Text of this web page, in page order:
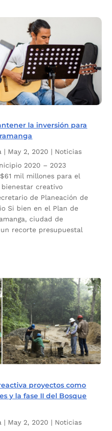
la inversión para
| May 2, 2020 | Noticias
2020 – 2023
mil millones para el
creativo
de Planeación de
Si bien en el Plan de
ciudad de
recorte presupuestal
proyectos como
y la fase II del Bosque
| May 2, 2020 | Noticias